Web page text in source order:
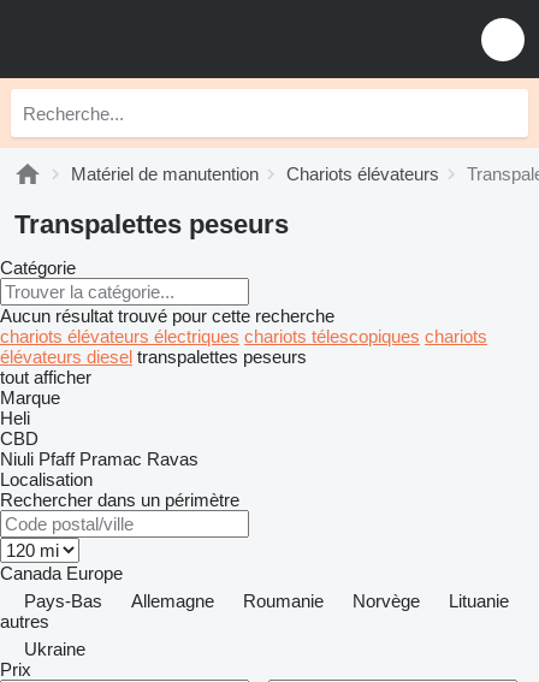
Matériel de manutention Chariots élévateurs
Transpalettes peseurs
Catégorie
Aucun résultat trouvé pour cette recherche
chariots élévateurs électriques chariots télescopiques chariots
élévateurs diesel transpalettes peseurs
tout afficher
Marque
Heli
CBD
Niuli Pfaff Pramac Ravas
Localisation
Rechercher dans un périmètre
Canada Europe
Pays-Bas
Allemagne Roumanie Norvège
Lituanie
autres
Ukraine
Prix